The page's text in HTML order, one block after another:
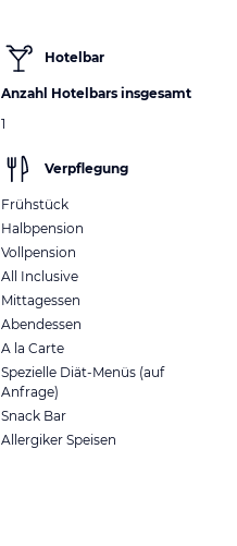
Hotelbar
Anzahl Hotelbars insgesamt
1
Verpflegung
Frühstück
Halbpension
Vollpension
All Inclusive
Mittagessen
Abendessen
A la Carte
Spezielle Diät-Menüs (auf
Anfrage)
Snack Bar
Allergiker Speisen